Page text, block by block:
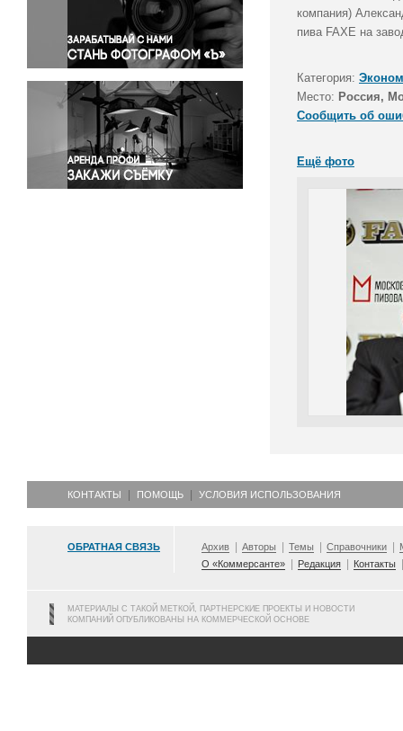
Правосудие
Происшествия и конфликты
Религия
Светская жизнь
Спорт
Экология
Экономика и бизнес
компания)
пива FAXE на
Категория:
Место: Россия,
Сообщить об
Ещё фото
КОНТАКТЫ ПОМОЩЬ УСЛОВИЯ ИСПОЛЬЗОВАНИЯ
ОБРАТНАЯ СВЯЗЬ Архив Авторы Темы Справочники
О «Коммерсанте»
Редакция Контакты
МАТЕРИАЛЫ С ТАКОЙ МЕТКОЙ, ПАРТНЕРСКИЕ ПРОЕКТЫ И НОВОСТИ
КОМПАНИЙ ОПУБЛИКОВАНЫ НА КОММЕРЧЕСКОЙ ОСНОВЕ